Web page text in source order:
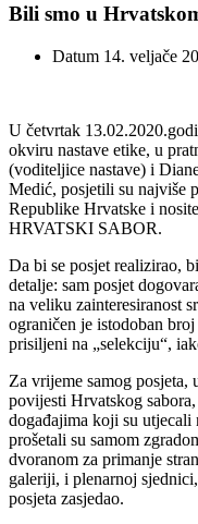
Bili smo u
Datum 14. veljače
U četvrtak
okviru nastave etike, u
(voditeljice nastave) i
Medić, posjetili su najviše
Republike Hrvatske i
HRVATSKI SABOR.
Da bi se posjet realizirao,
detalje: sam posjet
na veliku zainteresiranost
ograničen je istodoban
prisiljeni na „selekciju“,
Za vrijeme samog
povijesti Hrvatskog
događajima koji su utjecali
prošetali su samom
dvoranom za primanje
galeriji, i plenarnoj
posjeta zasjedao.